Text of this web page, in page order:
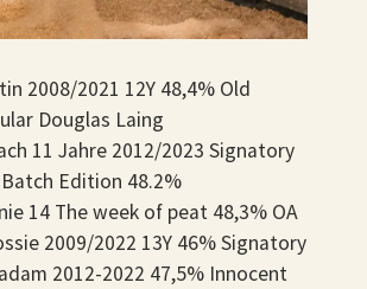
2008/2021 12Y 48,4% Old
Douglas Laing
11 Jahre 2012/2023 Signatory
Edition 48.2%
14 The week of peat 48,3% OA
2009/2022 13Y 46% Signatory
2012-2022 47,5% Innocent